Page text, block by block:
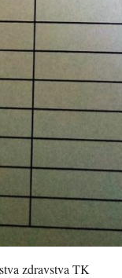
zdravstva TK